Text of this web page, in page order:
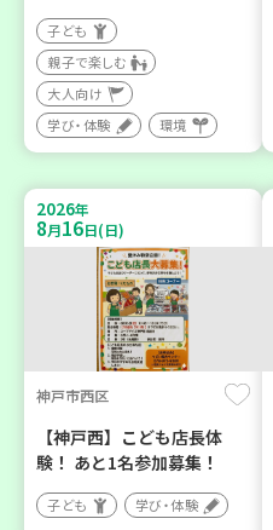
子ども
親子で楽しむ
大人向け
学び・体験
環境
2026年
8月16日(日)
神戸市西区
【神戸西】こども店長体
験！ あと1名参加募集！
子ども 学び・体験